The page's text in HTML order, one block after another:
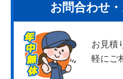
お問合わせ
お見積
軽にご